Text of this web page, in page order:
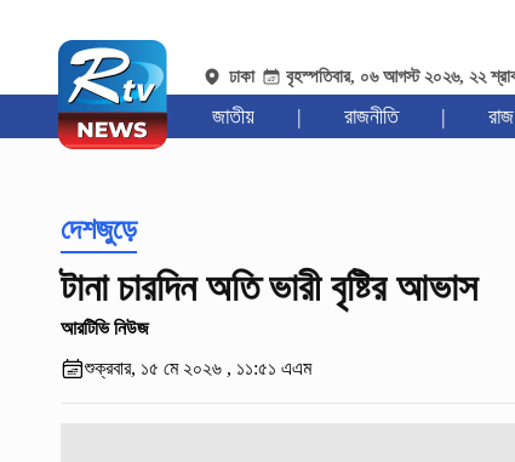
ঢাকা বৃহস্পতিবার, ০৬ আগস্ট ২০২৬, ২২
জাতীয় | রাজনীতি |
দেশজুড়ে
টানা চারদিন অতি ভারী বৃষ্টির আভাস
আরটিভি নিউজ
শুক্রবার, ১৫ মে ২০২৬ , ১১:৫১ এএম